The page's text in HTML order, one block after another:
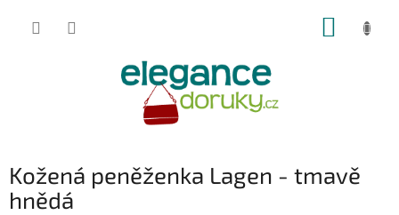
Kožená peněženka Lagen - tmavě
hnědá